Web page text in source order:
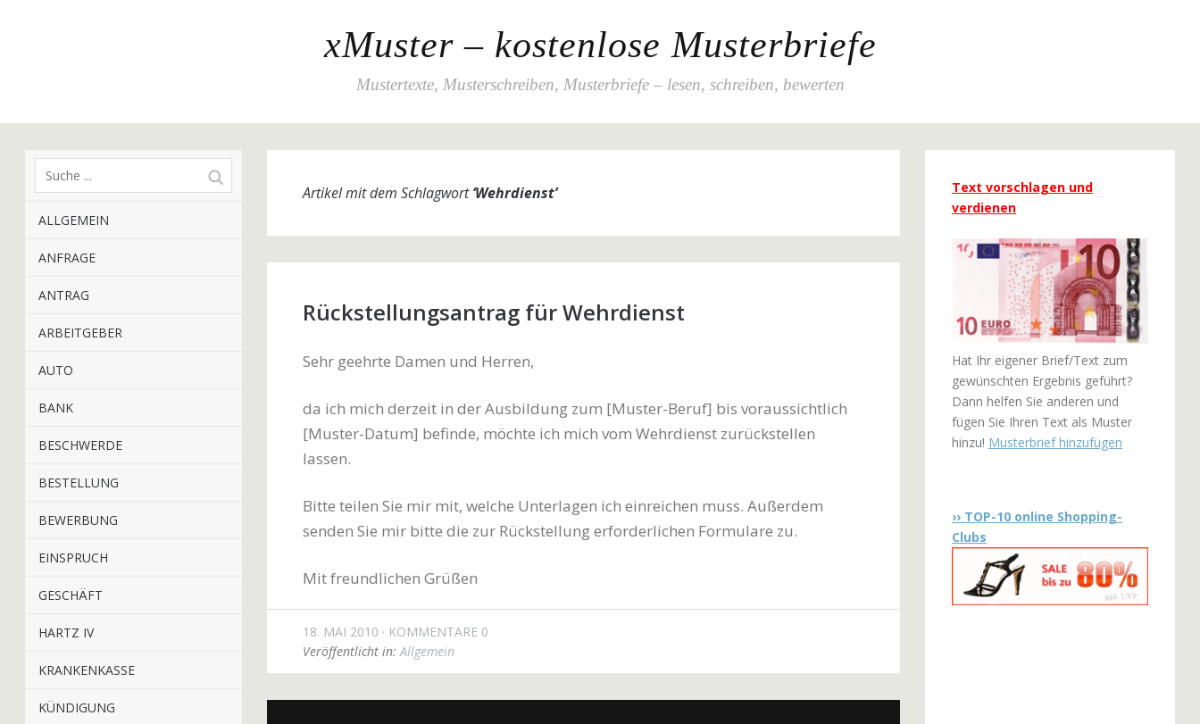
xMuster – kostenlose Musterbriefe
Mustertexte, Musterschreiben, Musterbriefe – lesen, schreiben, bewerten
ALLGEMEIN
ANFRAGE
ANTRAG
ARBEITGEBER
AUTO
BANK
BESCHWERDE
BESTELLUNG
BEWERBUNG
EINSPRUCH
GESCHÄFT
HARTZ IV
KRANKENKASSE
KÜNDIGUNG
Artikel mit dem Schlagwort‘Wehrdienst’
Rückstellungsantrag für Wehrdienst
Sehr geehrte Damen und Herren,
da ich mich derzeit in der Ausbildung zum [Muster-Beruf] bis voraussichtlich
[Muster-Datum] befinde, möchte ich mich vom Wehrdienst zurückstellen
lassen.
Bitte teilen Sie mir mit, welche Unterlagen ich einreichen muss. Außerdem
senden Sie mir bitte die zur Rückstellung erforderlichen Formulare zu.
Mit freundlichen Grüßen
18. MAI 2010
KOMMENTARE 0
Veröffentlicht in:Allgemein
Text vorschlagen und
verdienen
Hat Ihr eigener Brief/Text zum
gewünschten Ergebnis geführt?
Dann helfen Sie anderen und
fügen Sie Ihren Text als Muster
hinzu! Musterbrief hinzufügen
›› TOP-10 online Shopping-
Clubs